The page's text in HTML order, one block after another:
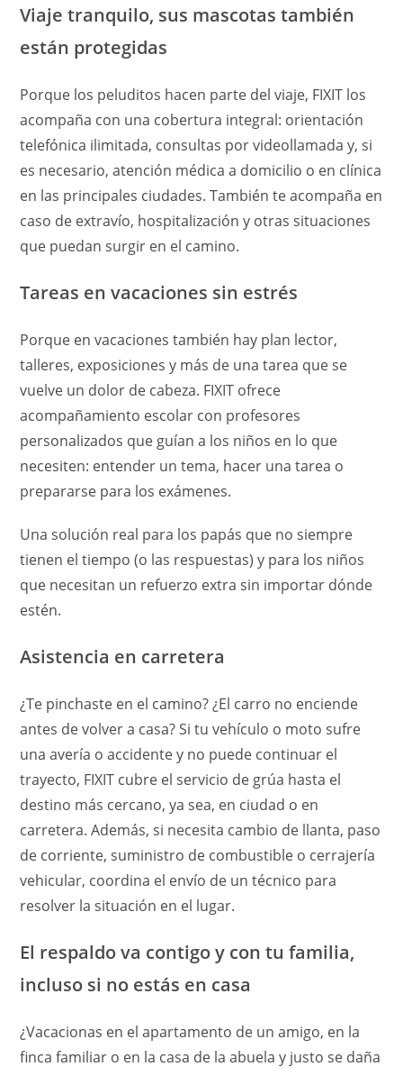
Viaje tranquilo, sus mascotas también
están protegidas
Porque los peluditos hacen parte del viaje, FIXIT los
acompaña con una cobertura integral: orientación
telefónica ilimitada, consultas por videollamada y, si
es necesario, atención médica a domicilio o en clínica
en las principales ciudades. También te acompaña en
caso de extravío, hospitalización y otras situaciones
que puedan surgir en el camino.
Tareas en vacaciones sin estrés
Porque en vacaciones también hay plan lector,
talleres, exposiciones y más de una tarea que se
vuelve un dolor de cabeza. FIXIT ofrece
acompañamiento escolar con profesores
personalizados que guían a los niños en lo que
necesiten: entender un tema, hacer una tarea o
prepararse para los exámenes.
Una solución real para los papás que no siempre
tienen el tiempo (o las respuestas) y para los niños
que necesitan un refuerzo extra sin importar dónde
estén.
Asistencia en carretera
¿Te pinchaste en el camino? ¿El carro no enciende
antes de volver a casa? Si tu vehículo o moto sufre
una avería o accidente y no puede continuar el
trayecto, FIXIT cubre el servicio de grúa hasta el
destino más cercano, ya sea, en ciudad o en
carretera. Además, si necesita cambio de llanta, paso
de corriente, suministro de combustible o cerrajería
vehicular, coordina el envío de un técnico para
resolver la situación en el lugar.
El respaldo va contigo y con tu familia,
incluso si no estás en casa
¿Vacacionas en el apartamento de un amigo, en la
finca familiar o en la casa de la abuela y justo se daña